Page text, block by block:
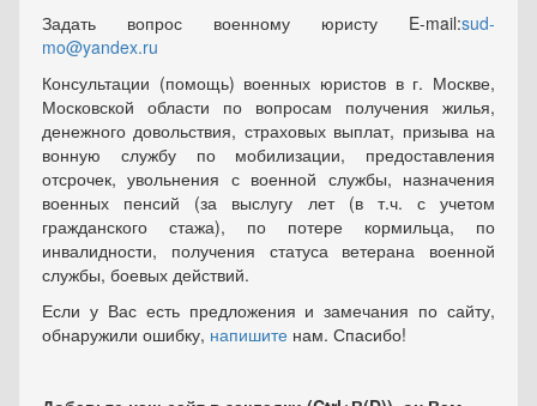
Задать вопрос военному юристу E-mail:sud-
mo@yandex.ru
Консультации (помощь) военных юристов в г. Москве,
Московской области по вопросам получения жилья,
денежного довольствия, страховых выплат, призыва на
вонную службу по мобилизации, предоставления
отсрочек, увольнения с военной службы, назначения
военных пенсий (за выслугу лет (в т.ч. с учетом
гражданского стажа), по потере кормильца, по
инвалидности, получения статуса ветерана военной
службы, боевых действий.
Если у Вас есть предложения и замечания по сайту,
обнаружили ошибку, напишите нам. Спасибо!